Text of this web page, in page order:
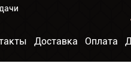
Доставка Оплата